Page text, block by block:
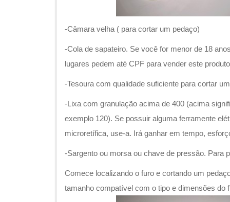
-Câmara velha ( para cortar um pedaço)
-Cola de sapateiro. Se você for menor de 18
lugares pedem até CPF para vender este
-Tesoura com qualidade suficiente para cortar
-Lixa com granulação acima de 400 (acima
exemplo 120). Se possuir alguma ferramente
microretífica, use-a. Irá ganhar em tempo,
-Sargento ou morsa ou chave de pressão. Para
Comece localizando o furo e cortando um
tamanho compatível com o tipo e dimensões do